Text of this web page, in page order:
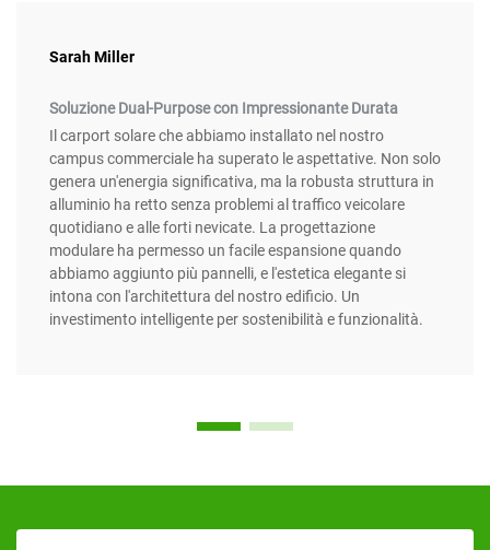
Sarah Miller
Soluzione Dual-Purpose con Impressionante Durata
Il carport solare che abbiamo installato nel nostro
campus commerciale ha superato le aspettative. Non solo
genera un'energia significativa, ma la robusta struttura in
alluminio ha retto senza problemi al traffico veicolare
quotidiano e alle forti nevicate. La progettazione
modulare ha permesso un facile espansione quando
abbiamo aggiunto più pannelli, e l'estetica elegante si
intona con l'architettura del nostro edificio. Un
investimento intelligente per sostenibilità e funzionalità.